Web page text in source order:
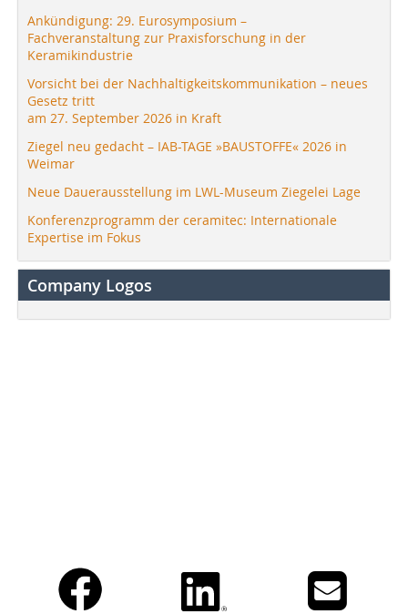
Ankündigung: 29. Eurosymposium –
Fachveranstaltung zur Praxisforschung in der
Keramikindustrie
Vorsicht bei der Nachhaltigkeitskommunikation – neues
Gesetz tritt
am 27. September 2026 in Kraft
Ziegel neu gedacht – IAB-TAGE »BAUSTOFFE« 2026 in
Weimar
Neue Dauerausstellung im LWL-Museum Ziegelei Lage
Konferenzprogramm der ceramitec: Internationale
Expertise im Fokus
Company Logos